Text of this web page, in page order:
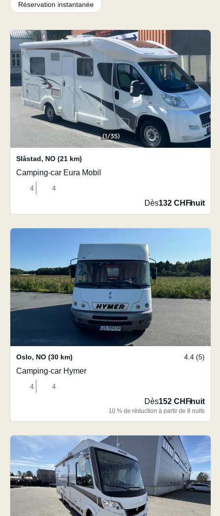
Réservation instantanée
Slåstad, NO (21 km)
Camping-car Eura Mobil
4 4
Dès132 CHF/nuit
Oslo, NO (30 km) 4.4 (5)
Camping-car Hymer
4 4
Dès152 CHF/nuit
10 % de réduction à partir de 8 nuits